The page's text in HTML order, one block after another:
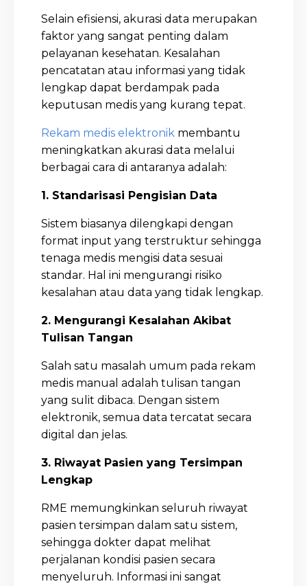
Selain efisiensi, akurasi data merupakan
faktor yang sangat penting dalam
pelayanan kesehatan. Kesalahan
pencatatan atau informasi yang tidak
lengkap dapat berdampak pada
keputusan medis yang kurang tepat.
Rekam medis elektronik membantu
meningkatkan akurasi data melalui
berbagai cara di antaranya adalah:
1. Standarisasi Pengisian Data
Sistem biasanya dilengkapi dengan
format input yang terstruktur sehingga
tenaga medis mengisi data sesuai
standar. Hal ini mengurangi risiko
kesalahan atau data yang tidak lengkap.
2. Mengurangi Kesalahan Akibat
Tulisan Tangan
Salah satu masalah umum pada rekam
medis manual adalah tulisan tangan
yang sulit dibaca. Dengan sistem
elektronik, semua data tercatat secara
digital dan jelas.
3. Riwayat Pasien yang Tersimpan
Lengkap
RME memungkinkan seluruh riwayat
pasien tersimpan dalam satu sistem,
sehingga dokter dapat melihat
perjalanan kondisi pasien secara
menyeluruh. Informasi ini sangat